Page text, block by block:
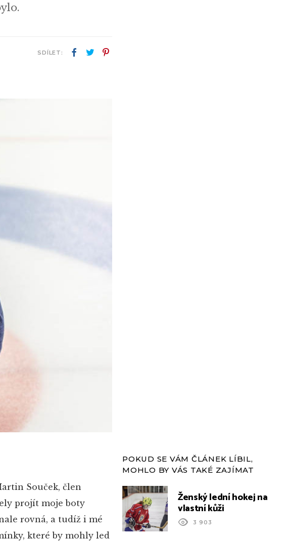
SDÍLET:
Souček, člen
projít moje boty
rovná, a tudíž i mé
které by mohly led
POKUD SE VÁM ČLÁNEK LÍBIL,
MOHLO BY VÁS TAKÉ ZAJÍMAT
Ženský lední hokej na
vlastní kůži
3 903